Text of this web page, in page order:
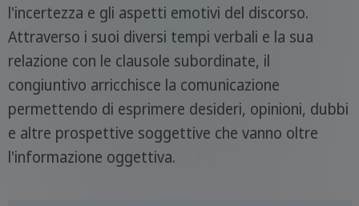
l'incertezza e gli aspetti emotivi del discorso.
Attraverso i suoi diversi tempi verbali e la sua
relazione con le clausole subordinate, il
congiuntivo arricchisce la comunicazione
permettendo di esprimere desideri, opinioni, dubbi
e altre prospettive soggettive che vanno oltre
l'informazione oggettiva.